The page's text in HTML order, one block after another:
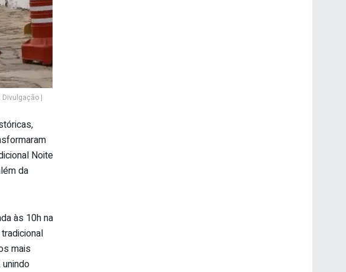
|
Noite
da
às 10h na
mais